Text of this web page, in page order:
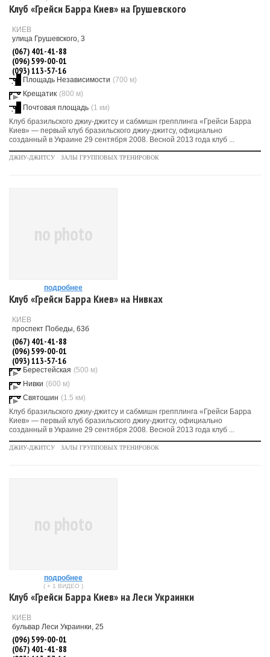
Клуб «Грейси Барра Киев» на Грушевского
КИЕВ
улица Грушевского, 3
(067) 401-41-88
(096) 599-00-01
(093) 113-57-16
Площадь Независимости (700 м)
Крещатик (800 м)
Почтовая площадь (1 км)
Клуб бразильского джиу-джитсу и сабмишн грепплинга «Грейси Барра
Киев» — первый клуб бразильского джиу-джитсу, официально
созданный в Украине 29 сентября 2008. Весной 2013 года клуб ...
ДЖИУ-ДЖИТСУ ЗАЛЫ ГРУППОВЫХ ТРЕНИРОВОК
no photo
подробнее
Клуб «Грейси Барра Киев» на Нивках
КИЕВ
проспект Победы, 63б
(067) 401-41-88
(096) 599-00-01
(093) 113-57-16
Берестейская (500 м)
Нивки (600 м)
Святошин (1.5 км)
Клуб бразильского джиу-джитсу и сабмишн грепплинга «Грейси Барра
Киев» — первый клуб бразильского джиу-джитсу, официально
созданный в Украине 29 сентября 2008. Весной 2013 года клуб ...
ДЖИУ-ДЖИТСУ ЗАЛЫ ГРУППОВЫХ ТРЕНИРОВОК
no photo
подробнее
( + 1 ВИДЕО )
Клуб «Грейси Барра Киев» на Леси Украинки
КИЕВ
бульвар Леси Украинки, 25
(096) 599-00-01
(067) 401-41-88